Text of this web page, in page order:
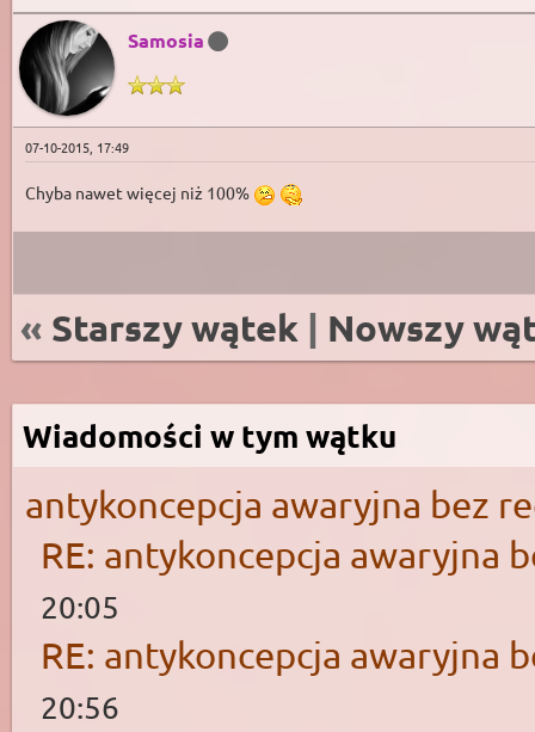
Samosia
07-10-2015, 17:49
Chyba nawet więcej niż 100%
« Starszy wątek | Nowszy
Wiadomości w tym wątku
antykoncepcja awaryjna bez
RE: antykoncepcja awaryjna
20:05
RE: antykoncepcja awaryjna
20:56